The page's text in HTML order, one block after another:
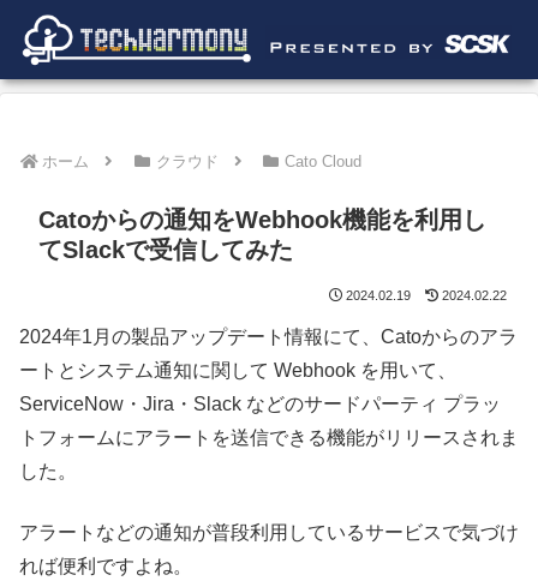
ホーム クラウド Cato Cloud
Catoからの通知をWebhook機能を利用し
てSlackで受信してみた
2024.02.19 2024.02.22
2024年1月の製品アップデート情報にて、Catoからのアラ
ートとシステム通知に関して Webhook を用いて、
ServiceNow・Jira・Slack などのサードパーティ プラッ
トフォームにアラートを送信できる機能がリリースされま
した。
アラートなどの通知が普段利用しているサービスで気づけ
れば便利ですよね。